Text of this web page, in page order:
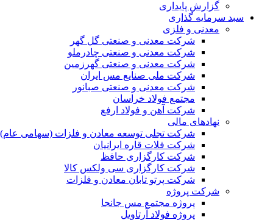
گزارش پایداری
سبد سرمایه گذاری
معدنی و فلزی
شرکت معدنی و صنعتی گل گهر
شرکت معدنی و صنعتی چادرملو
شرکت معدنی و صنعتی گهرزمین
شرکت ملی صنایع مس ایران
شرکت معدنی و صنعتی صبانور
مجتمع فولاد خراسان
شرکت آهن و فولاد ارفع
نهادهای مالی
شرکت تجلی توسعه معادن و فلزات (سهامی عام)
شرکت فلات قاره ایرانیان
شرکت کارگزاری حافظ
شرکت کارگزاری سی ولکس کالا
شرکت پرتو تابان معادن و فلزات
شرکت پروژه
پروژه مجتمع مس جانجا
پروژه فولاد آرتاویل